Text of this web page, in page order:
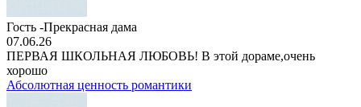
Гость -Прекрасная дама
07.06.26
ПЕРВАЯ ШКОЛЬНАЯ ЛЮБОВЬ! В этой дораме,очень
хорошо
Абсолютная ценность романтики